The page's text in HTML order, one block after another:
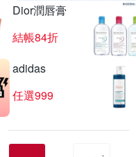
Dior潤唇膏
結帳84折
adidas
任選999